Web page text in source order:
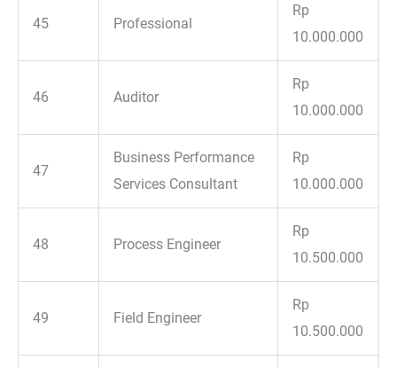
45 Professional
Rp
10.000.000
46 Auditor
Rp
10.000.000
47
Business Performance
Services Consultant
Rp
10.000.000
48 Process Engineer
Rp
10.500.000
49 Field Engineer
Rp
10.500.000